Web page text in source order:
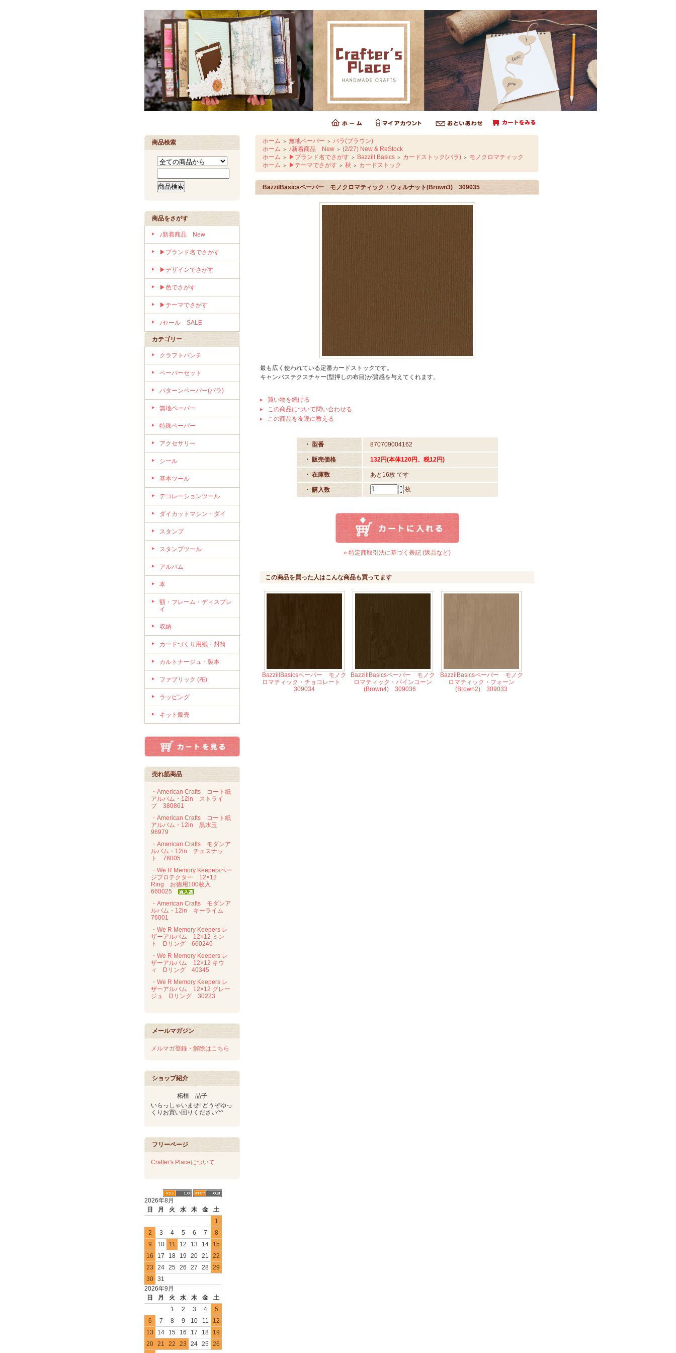
商品検索
商品をさがす
♪新着商品 New
▶ブランド名でさがす
▶デザインでさがす
▶色でさがす
▶テーマでさがす
♪セール SALE
カテゴリー
クラフトパンチ
ペーパーセット
パターンペーパー(バラ)
無地ペーパー
特殊ペーパー
アクセサリー
シール
基本ツール
デコレーションツール
ダイカットマシン・ダイ
スタンプ
スタンプツール
アルバム
本
額・フレーム・ディスプレ
イ
収納
カードづくり用紙・封筒
カルトナージュ・製本
ファブリック (布)
ラッピング
キット販売
売れ筋商品
・American Crafts コート紙
アルバム・12in ストライ
プ 380861
・American Crafts コート紙
アルバム・12in 黒水玉
96979
・American Crafts モダンア
ルバム・12in チェスナッ
ト 76005
・We R Memory Keepersペー
ジプロテクター 12×12
Ring お徳用100枚入
660025
・American Crafts モダンア
ルバム・12in キーライム
76001
・We R Memory Keepers レ
ザーアルバム 12×12 ミン
ト Dリング 660240
・We R Memory Keepers レ
ザーアルバム 12×12 キウ
ィ Dリング 40345
・We R Memory Keepers レ
ザーアルバム 12×12 グレー
ジュ Dリング 30223
メールマガジン
メルマガ登録・解除はこちら
ショップ紹介
柘植 晶子
いらっしゃいませ! どうぞゆっ
くりお買い回りください^^
フリーページ
Crafter's Placeについて
2026年8月
日
月 火 水 木 金
土
1
2
3 4 5 6 7
8
9
10 11 12 13 14
15
16
17 18 19 20 21
22
23
24 25 26 27 28 29
30 31
2026年9月
日
月 火 水 木 金
土
1
2 3 4
5
6
7 8 9 10 11
12
13
14 15 16 17 18
19
20 21 22 23 24 25
26
ホーム ＞ 無地ペーパー ＞ バラ(ブラウン)
ホーム ＞ ♪新着商品 New ＞ (2/27) New & ReStock
ホーム ＞ ▶ブランド名でさがす ＞ Bazzill Basics ＞ カードストック(バラ) ＞ モノクロマティック
ホーム ＞ ▶テーマでさがす ＞ 秋 ＞ カードストック
BazzilBasicsペーパー モノクロマティック・ウォルナット(Brown3) 309035
最も広く使われている定番カードストックです。
キャンバステクスチャー(型押しの布目)が質感を与えてくれます。
買い物を続ける
この商品について問い合わせる
この商品を友達に教える
・ 型番 870709004162
・ 販売価格 132円(本体120円、税12円)
・ 在庫数 あと16枚 です
・ 購入数 枚
» 特定商取引法に基づく表記 (返品など)
この商品を買った人はこんな商品も買ってます
BazzillBasicsペーパー モノク
ロマティック・チョコレート
309034
BazzillBasicsペーパー モノク
ロマティック・パインコーン
(Brown4) 309036
BazzilBasicsペーパー モノク
ロマティック・フォーン
(Brown2) 309033